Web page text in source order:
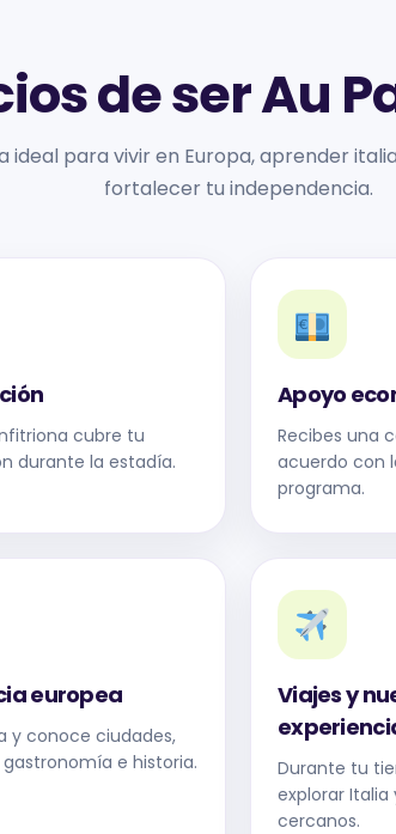
de ser Au
ideal para vivir en Europa, aprender
fortalecer tu independencia.
cubre tu
durante la estadía.
Apoyo
Recibes una
acuerdo con
programa.
europea
y conoce ciudades,
e historia.
Viajes y
Durante tu
explorar Italia
cercanos.